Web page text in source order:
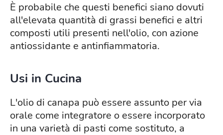
È probabile che questi benefici siano dovuti
all'elevata quantità di grassi benefici e altri
composti utili presenti nell'olio, con azione
antiossidante e antinfiammatoria.
Usi in Cucina
L'olio di canapa può essere assunto per via
orale come integratore o essere incorporato
in una varietà di pasti come sostituto, a